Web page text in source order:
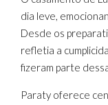
dia leve,
Desde os
refletia a
fizeram parte
Paraty oferece